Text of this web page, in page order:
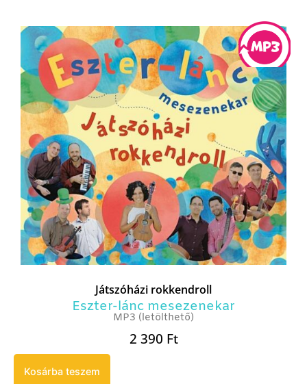
Játszóházi rokkendroll
Eszter-lánc mesezenekar
MP3 (letölthető)
2 390 Ft
Kosárba teszem